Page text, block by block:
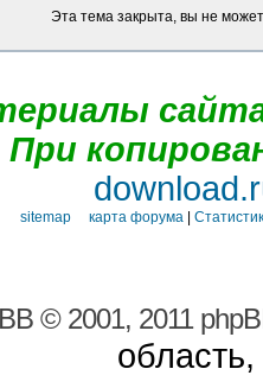
Эта тема закрыта, вы не
При
sitemap карта форума|
© 2001, 2011